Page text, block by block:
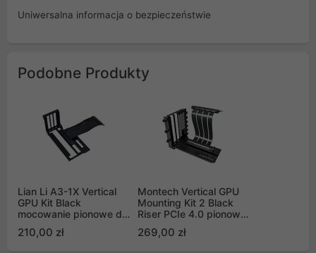
Uniwersalna informacja o bezpieczeństwie
Podobne Produkty
Lian Li A3-1X Vertical
GPU Kit Black
mocowanie pionowe dla
210,00 zł
Montech Vertical GPU
Mounting Kit 2 Black
Riser PCIe 4.0 pionowe
graficznej
269,00 zł